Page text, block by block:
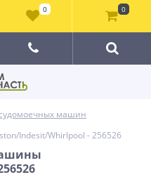
машин
Indesit/Whirlpool - 256526
0 0